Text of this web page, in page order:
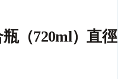
（720ml）直徑